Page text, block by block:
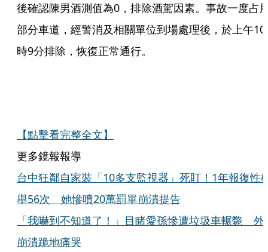
後確認陳男酒測值為0，排除酒駕因素。事故一度占
部分車道，經警消及相關單位到場處理後，於上午10
時9分排除，恢復正常通行。
【點擊看完整全文】
更多鏡報報導
台中狂鄰自家裝「10多支監視器」死盯！1年報復性
舉56次 她慘噴20萬罰單崩潰提告
「我嚇到不知道了！」目睹愛孫慘遭垃圾車輾斃 外
崩潰跪地痛哭